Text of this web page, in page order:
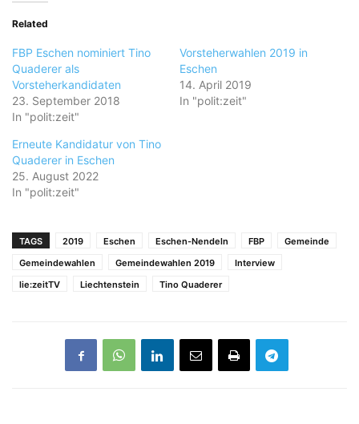
Related
FBP Eschen nominiert Tino
Quaderer als
Vorsteherkandidaten
23. September 2018
In "polit:zeit"
Vorsteherwahlen 2019 in
Eschen
14. April 2019
In "polit:zeit"
Erneute Kandidatur von Tino
Quaderer in Eschen
25. August 2022
In "polit:zeit"
TAGS 2019 Eschen Eschen-Nendeln FBP
Gemeinde
Gemeindewahlen
Gemeindewahlen 2019
Interview
lie:zeitTV
Liechtenstein Tino Quaderer